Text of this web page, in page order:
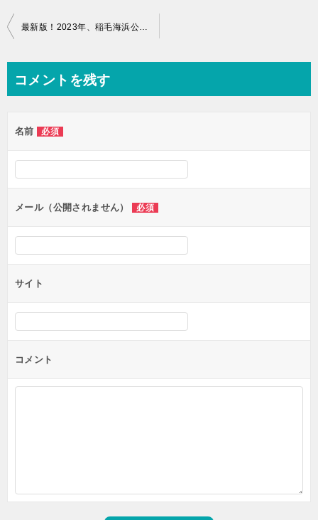
投
ビ
ー
シ
ン
最新版！2023年、稲毛海浜公園プールの混雑や駐車場とテント、おむつ、浮き輪など持ち込み可能な物
コメントを残す
名前 必須
メール（公開されません） 必須
サイト
コメント